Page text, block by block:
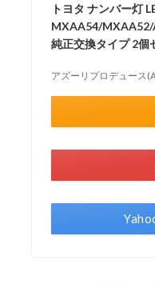
トヨタ ナンバー灯
MXAA54/
純正交換タイプ 2個
アズーリプロデュース